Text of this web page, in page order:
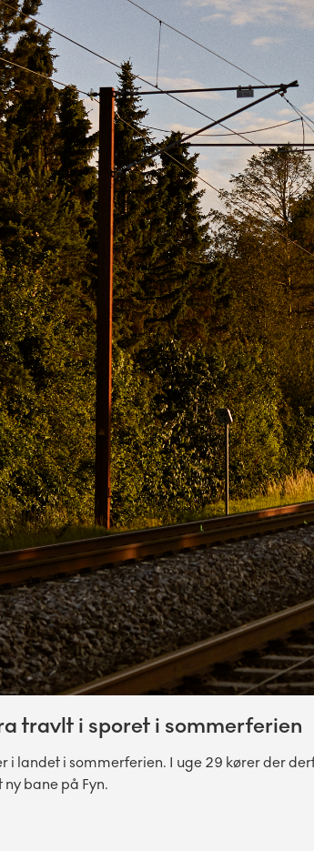
travlt i sporet i sommerferien
i landet i sommerferien. I uge 29 kører der
bane på Fyn.